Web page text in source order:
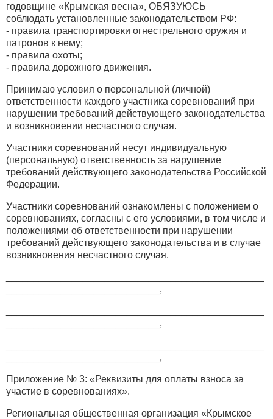
годовщине «Крымская весна», ОБЯЗУЮСЬ
соблюдать установленные законодательством РФ:
- правила транспортировки огнестрельного оружия и
патронов к нему;
- правила охоты;
- правила дорожного движения.
Принимаю условия о персональной (личной)
ответственности каждого участника соревнований при
нарушении требований действующего законодательства
и возникновении несчастного случая.
Участники соревнований несут индивидуальную
(персональную) ответственность за нарушение
требований действующего законодательства Российской
Федерации.
Участники соревнований ознакомлены с положением о
соревнованиях, согласны с его условиями, в том числе и
положениями об ответственности при нарушении
требований действующего законодательства и в случае
возникновения несчастного случая.
____________________________,
____________________________,
____________________________,
Приложение № 3: «Реквизиты для оплаты взноса за
участие в соревнованиях».
Региональная общественная организация «Крымское